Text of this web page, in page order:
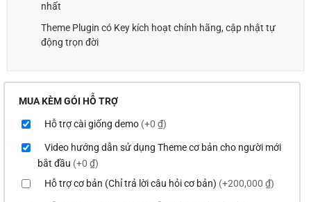
nhất
Theme Plugin có Key kích hoạt chính hãng, cập nhật tự
động trọn đời
MUA KÈM GÓI HỖ TRỢ
Hỗ trợ cài giống demo (+0 ₫)
Video hướng dẫn sử dụng Theme cơ bản cho người mới
bắt đầu (+0 ₫)
Hỗ trợ cơ bản (Chỉ trả lời câu hỏi cơ bản) (+200,000 ₫)